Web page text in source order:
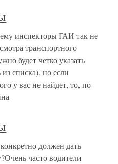
инспекторы ГАИ так не
транспортного
будет четко указать
списка), но если
у вас не найдет, то, по
должен дать
часто водители